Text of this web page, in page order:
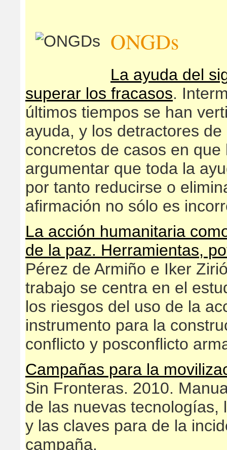
ONGDs
La ayuda del
superar los fracasos.
últimos tiempos se han
ayuda, y los detractores
concretos de casos en
argumentar que toda la
por tanto reducirse o
afirmación no sólo es
La acción humanitaria
de la paz. Herramientas,
Pérez de Armiño e Iker
trabajo se centra en el
los riesgos del uso de la
instrumento para la
conflicto y posconflicto
Campañas para la
Sin Fronteras. 2010.
de las nuevas tecnologías,
y las claves para de la
campaña.